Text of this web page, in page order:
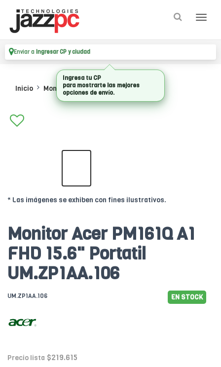
Enviar a Ingresar CP y ciudad
Inicio Monitores Monitores Lcd
* Las imágenes se exhiben con fines ilustrativos.
Monitor Acer PM161Q A1
FHD 15.6" Portatil
UM.ZP1AA.106
UM.ZP1AA.106 EN STOCK
Precio lista $219.615
Ingresa tu CP
para mostrarte las mejores
opciones de envío.